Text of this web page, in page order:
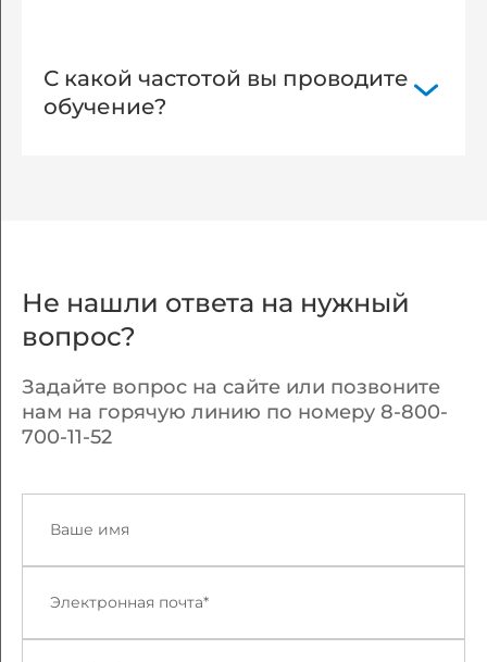
совершенствовании и не
сопровождается повышением уровня
образования;
обучения
С какой частотой вы проводите
обучение?
переподготовка, профессиональное
обучение)
Не нашли ответа на нужный
вопрос?
Задайте вопрос на сайте или позвоните
нам на горячую линию по номеру 8-800-
700-11-52